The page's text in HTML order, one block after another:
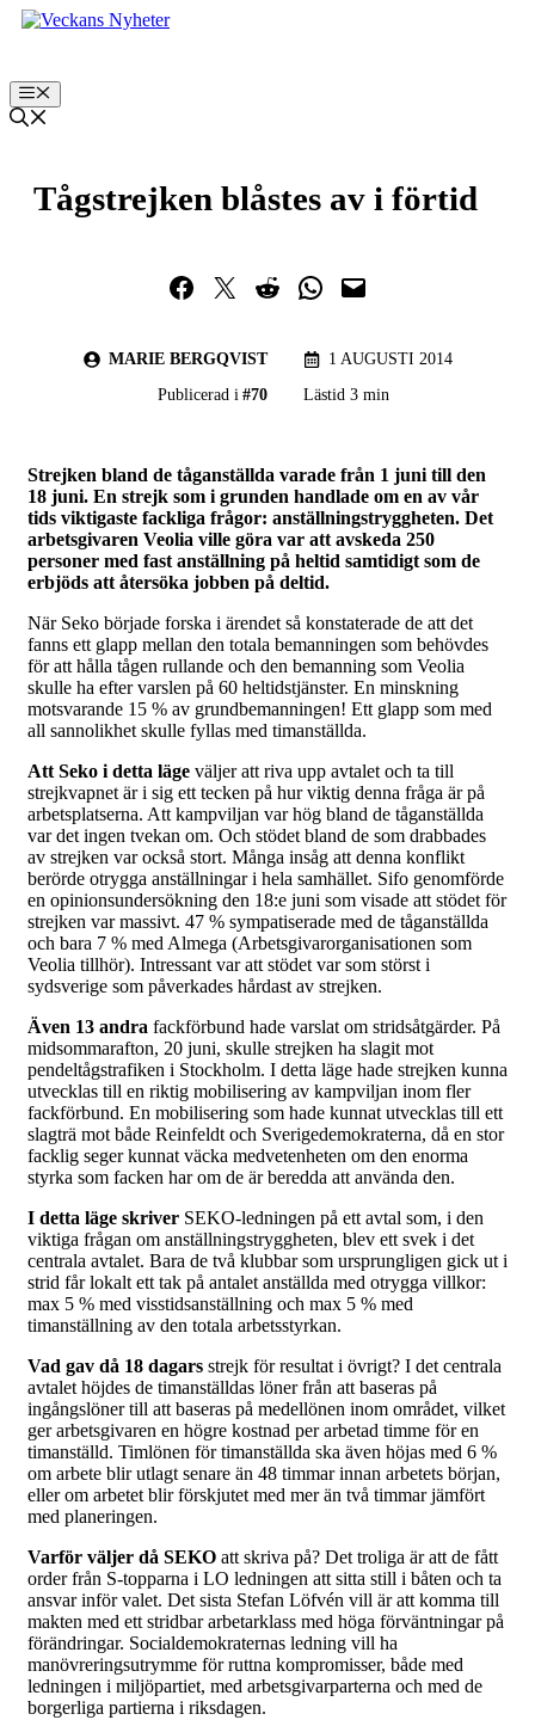
Hoppa
Meny
Tågstrejken blåstes av i förtid
Dela på Facebook
Dela på TwitterDela på RedditDela i WhatsApp
Maila en länk
MARIE BERGQVIST
1 AUGUSTI 2014
Publicerad i #70 Lästid 3 min
Strejken bland de tåganställda varade från 1 juni till den
18 juni. En strejk som i grunden handlade om en av vår
tids viktigaste fackliga frågor: anställningstryggheten. Det
arbetsgivaren Veolia ville göra var att avskeda 250
personer med fast anställning på heltid samtidigt som de
erbjöds att återsöka jobben på deltid.
När Seko började forska i ärendet så konstaterade de att det
fanns ett glapp mellan den totala bemanningen som behövdes
för att hålla tågen rullande och den bemanning som Veolia
skulle ha efter varslen på 60 heltidstjänster. En minskning
motsvarande 15 % av grundbemanningen! Ett glapp som med
all sannolikhet skulle fyllas med timanställda.
Att Seko i detta läge väljer att riva upp avtalet och ta till
strejkvapnet är i sig ett tecken på hur viktig denna fråga är på
arbetsplatserna. Att kampviljan var hög bland de tåganställda
var det ingen tvekan om. Och stödet bland de som drabbades
av strejken var också stort. Många insåg att denna konflikt
berörde otrygga anställningar i hela samhället. Sifo genomförde
en opinionsundersökning den 18:e juni som visade att stödet för
strejken var massivt. 47 % sympatiserade med de tåganställda
och bara 7 % med Almega (Arbetsgivarorganisationen som
Veolia tillhör). Intressant var att stödet var som störst i
sydsverige som påverkades hårdast av strejken.
Även 13 andra fackförbund hade varslat om stridsåtgärder. På
midsommarafton, 20 juni, skulle strejken ha slagit mot
pendeltågstrafiken i Stockholm. I detta läge hade strejken kunna
utvecklas till en riktig mobilisering av kampviljan inom fler
fackförbund. En mobilisering som hade kunnat utvecklas till ett
slagträ mot både Reinfeldt och Sverigedemokraterna, då en stor
facklig seger kunnat väcka medvetenheten om den enorma
styrka som facken har om de är beredda att använda den.
I detta läge skriver SEKO-ledningen på ett avtal som, i den
viktiga frågan om anställningstryggheten, blev ett svek i det
centrala avtalet. Bara de två klubbar som ursprungligen gick ut i
strid får lokalt ett tak på antalet anställda med otrygga villkor:
max 5 % med visstidsanställning och max 5 % med
timanställning av den totala arbetsstyrkan.
Vad gav då 18 dagars strejk för resultat i övrigt? I det centrala
avtalet höjdes de timanställdas löner från att baseras på
ingångslöner till att baseras på medellönen inom området, vilket
ger arbetsgivaren en högre kostnad per arbetad timme för en
timanställd. Timlönen för timanställda ska även höjas med 6 %
om arbete blir utlagt senare än 48 timmar innan arbetets början,
eller om arbetet blir förskjutet med mer än två timmar jämfört
med planeringen.
Varför väljer då SEKO att skriva på? Det troliga är att de fått
order från S-topparna i LO ledningen att sitta still i båten och ta
ansvar inför valet. Det sista Stefan Löfvén vill är att komma till
makten med ett stridbar arbetarklass med höga förväntningar på
förändringar. Socialdemokraternas ledning vill ha
manövreringsutrymme för ruttna kompromisser, både med
ledningen i miljöpartiet, med arbetsgivarparterna och med de
borgerliga partierna i riksdagen.